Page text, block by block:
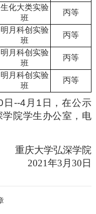
生化大类实验
班
丙等
明月科创实验
班
丙等
明月科创实验
班
丙等
明月科创实验
班
丙等
日--4 月 1 日，在公示
院学生办公室，电
重庆大学弘深学院
2021年3 月 30日